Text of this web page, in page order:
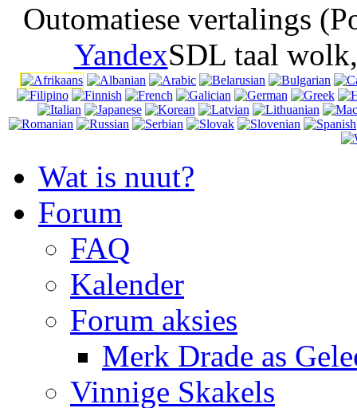
Outomatiese vertalings
YandexSDL taal
Wat is nuut?
Forum
FAQ
Kalender
Forum aksies
Merk Drade as
Vinnige Skakels